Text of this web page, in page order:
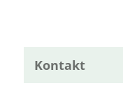
Kontakt